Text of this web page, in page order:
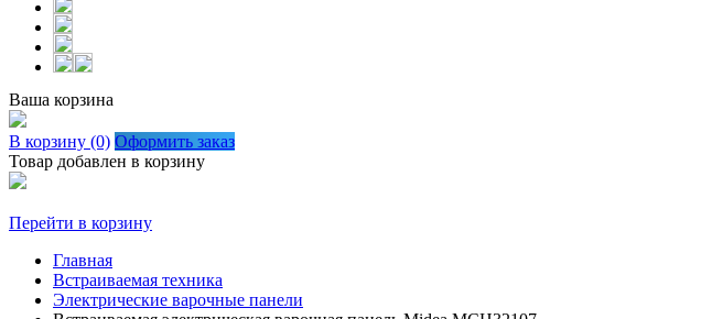
Ваша корзина
В корзину (0) Оформить заказ
Товар добавлен в корзину
Перейти в корзину
Главная
Встраиваемая техника
Электрические варочные панели